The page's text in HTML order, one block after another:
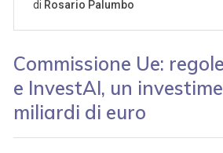
Commissione Ue:
e InvestAI, un
miliardi di euro